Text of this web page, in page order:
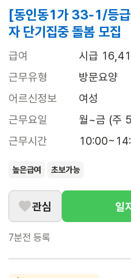
[동인동1가 33-1/등
자 단기집중 돌봄 모집
급여
시급
근무유형
방문요양
어르신정보
여성
근무요일
월~금 (주
근무시간
높은급여 초보가능
관심 일
7분전 등록